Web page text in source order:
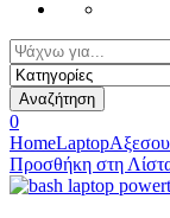
Αναζήτηση
για:
Αναζήτηση
0
HomeLaptop
Προσθήκη στη